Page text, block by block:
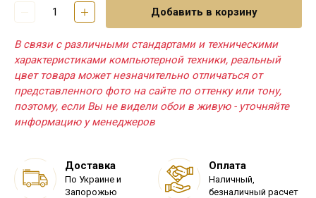
Добавить в корзину
В связи с различными стандартами и техническими
характеристиками компьютерной техники, реальный
цвет товара может незначительно отличаться от
представленного фото на сайте по оттенку или тону,
поэтому, если Вы не видели обои в живую - уточняйте
информацию у менеджеров
Доставка
По Украине и
Запорожью
Оплата
Наличный,
безналичный расчет